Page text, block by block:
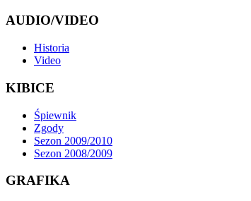
AUDIO/VIDEO
Historia
Video
KIBICE
Śpiewnik
Zgody
Sezon 2009/2010
Sezon 2008/2009
GRAFIKA